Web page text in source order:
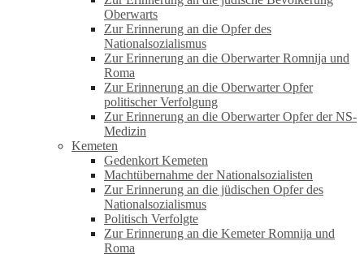
Oberwarts
Zur Erinnerung an die Opfer des
Nationalsozialismus
Zur Erinnerung an die Oberwarter Romnija und
Roma
Zur Erinnerung an die Oberwarter Opfer
politischer Verfolgung
Zur Erinnerung an die Oberwarter Opfer der NS-
Medizin
Kemeten
Gedenkort Kemeten
Machtübernahme der Nationalsozialisten
Zur Erinnerung an die jüdischen Opfer des
Nationalsozialismus
Politisch Verfolgte
Zur Erinnerung an die Kemeter Romnija und
Roma